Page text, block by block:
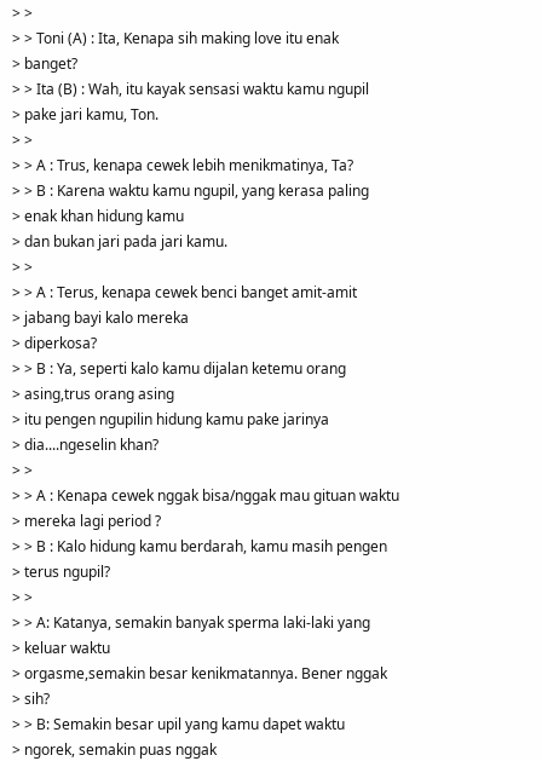
r
> >
> > Toni (A) : Ita, Kenapa sih making love itu enak
> banget?
> > Ita (B) : Wah, itu kayak sensasi waktu kamu ngupil
> pake jari kamu, Ton.
> >
> > A : Trus, kenapa cewek lebih menikmatinya, Ta?
> > B : Karena waktu kamu ngupil, yang kerasa paling
> enak khan hidung kamu
> dan bukan jari pada jari kamu.
> >
> > A : Terus, kenapa cewek benci banget amit-amit
> jabang bayi kalo mereka
> diperkosa?
> > B : Ya, seperti kalo kamu dijalan ketemu orang
> asing,trus orang asing
> itu pengen ngupilin hidung kamu pake jarinya
> dia....ngeselin khan?
> >
> > A : Kenapa cewek nggak bisa/nggak mau gituan waktu
> mereka lagi period ?
> > B : Kalo hidung kamu berdarah, kamu masih pengen
> terus ngupil?
> >
> > A: Katanya, semakin banyak sperma laki-laki yang
> keluar waktu
> orgasme,semakin besar kenikmatannya. Bener nggak
> sih?
> > B: Semakin besar upil yang kamu dapet waktu
> ngorek, semakin puas nggak